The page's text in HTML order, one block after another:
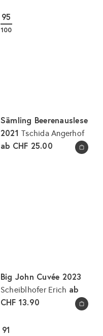
i
s
In den Warenkorb legen
95
100
Sämling Beerenauslese
2021Tschida Angerhof
ab CHF 25.00
In den Warenkorb legen
Big John Cuvée 2023
Scheiblhofer Erich ab
CHF 13.90
91